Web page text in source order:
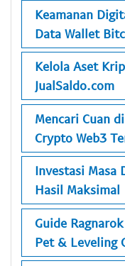
Keamanan
Data Wallet
Kelola Aset
JualSaldo.com
Mencari Cuan
Crypto Web3
Investasi Masa
Hasil Maksimal
Guide
Pet & Leveling